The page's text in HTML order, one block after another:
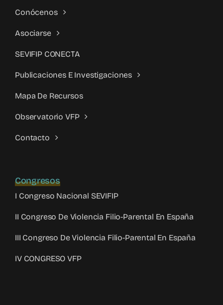
Conócenos
Asociarse
SEVIFIP CONECTA
Publicaciones E Investigaciones
Mapa De Recursos
Observatorio VFP
Contacto
Congresos
I Congreso Nacional SEVIFIP
II Congreso De Violencia Filio-Parental En España
III Congreso De Violencia Filio-Parental En España
IV CONGRESO VFP